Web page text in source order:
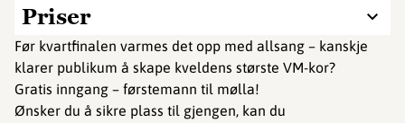
Priser
Før kvartfinalen varmes det opp med allsang – kanskje
klarer publikum å skape kveldens største VM-kor?
Gratis inngang – førstemann til mølla!
Ønsker du å sikre plass til gjengen, kan du